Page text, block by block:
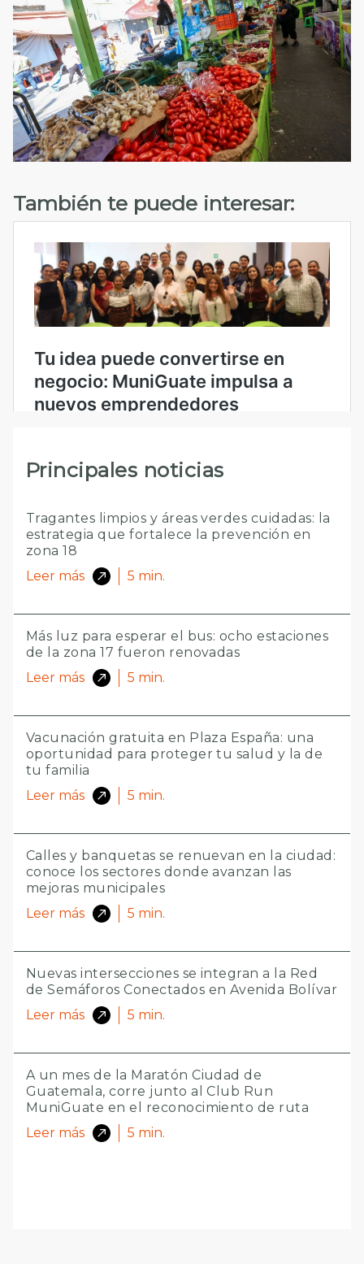
También te puede interesar:
Principales noticias
Tragantes limpios y áreas verdes cuidadas: la
estrategia que fortalece la prevención en
zona 18
Leer más
5 min.
Más luz para esperar el bus: ocho estaciones
de la zona 17 fueron renovadas
Leer más
5 min.
Vacunación gratuita en Plaza España: una
oportunidad para proteger tu salud y la de
tu familia
Leer más
5 min.
Calles y banquetas se renuevan en la ciudad:
conoce los sectores donde avanzan las
mejoras municipales
Leer más
5 min.
Nuevas intersecciones se integran a la Red
de Semáforos Conectados en Avenida Bolívar
Leer más
5 min.
A un mes de la Maratón Ciudad de
Guatemala, corre junto al Club Run
MuniGuate en el reconocimiento de ruta
Leer más
5 min.